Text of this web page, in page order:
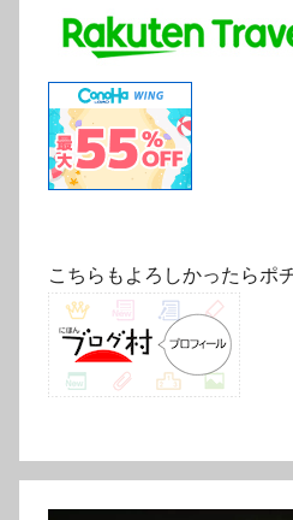
こちらもよろしかったらポ